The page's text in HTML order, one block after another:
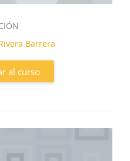
Barrera
al curso